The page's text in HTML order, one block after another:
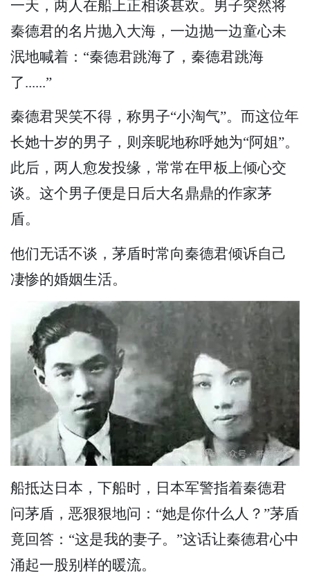
一天，两人在船上正相谈甚欢。男子突然将
秦德君的名片抛入大海，一边抛一边童心未
泯地喊着：“秦德君跳海了，秦德君跳海
了......”
秦德君哭笑不得，称男子“小淘气”。而这位年
长她十岁的男子，则亲昵地称呼她为“阿姐”。
此后，两人愈发投缘，常常在甲板上倾心交
谈。这个男子便是日后大名鼎鼎的作家茅
盾。
他们无话不谈，茅盾时常向秦德君倾诉自己
凄惨的婚姻生活。
船抵达日本，下船时，日本军警指着秦德君
问茅盾，恶狠狠地问：“她是你什么人？”茅盾
竟回答：“这是我的妻子。”这话让秦德君心中
涌起一股别样的暖流。